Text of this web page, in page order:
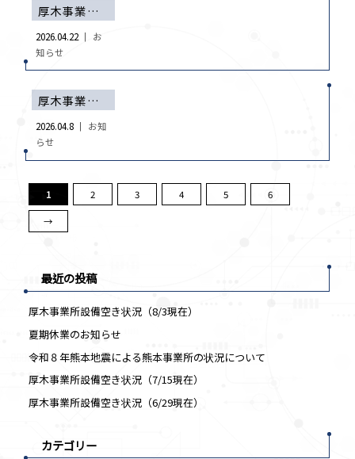
厚木事業所設備空き状況（4/22現在）
2026.04.22 ｜ お
知らせ
厚木事業所設備空き状況（4/8現在）
2026.04.8 ｜ お知
らせ
1 2 3 4 5 6
→
最近の投稿
厚木事業所設備空き状況（8/3現在）
夏期休業のお知らせ
令和８年熊本地震による熊本事業所の状況について
厚木事業所設備空き状況（7/15現在）
厚木事業所設備空き状況（6/29現在）
カテゴリー